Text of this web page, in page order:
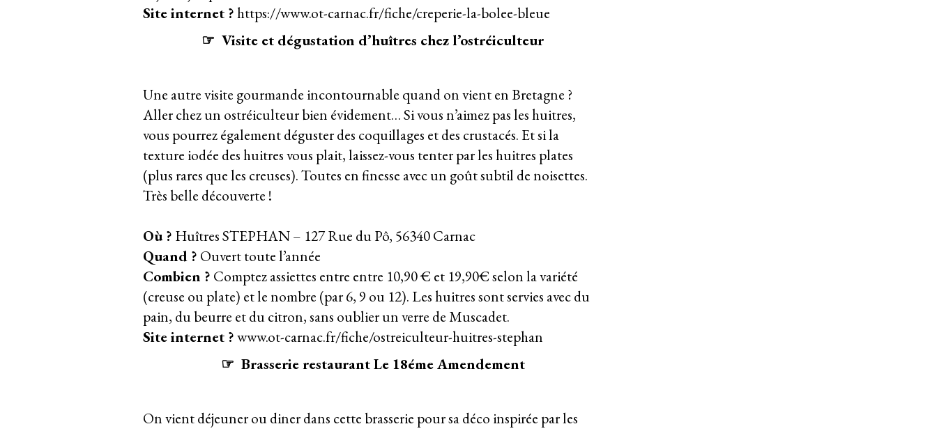
Site internet ?https://www.ot-carnac.fr/fiche/creperie-la-bolee-bleue
☞ Visite et dégustation d’huîtres chez l’ostréiculteur
Une autre visite gourmande incontournable quand on vient en Bretagne ?
Aller chez un ostréiculteur bien évidement… Si vous n’aimez pas les huitres,
vous pourrez également déguster des coquillages et des crustacés. Et si la
texture iodée des huitres vous plait, laissez-vous tenter par les huitres plates
(plus rares que les creuses). Toutes en finesse avec un goût subtil de noisettes.
Très belle découverte !
Où ? Huîtres STEPHAN – 127 Rue du Pô, 56340 Carnac
Quand ? Ouvert toute l’année
Combien ? Comptez assiettes entre entre 10,90 € et 19,90€ selon la variété
(creuse ou plate) et le nombre (par 6, 9 ou 12). Les huitres sont servies avec du
pain, du beurre et du citron, sans oublier un verre de Muscadet.
Site internet ?www.ot-carnac.fr/fiche/ostreiculteur-huitres-stephan
☞ Brasserie restaurant Le 18éme Amendement
On vient déjeuner ou diner dans cette brasserie pour sa déco inspirée par les